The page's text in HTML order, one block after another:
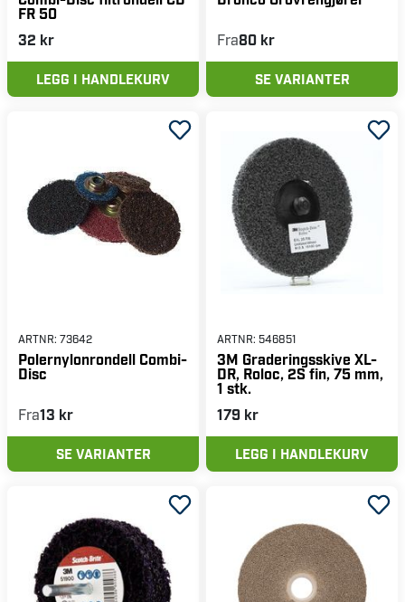
FR 50
32 kr
LEGG I HANDLEKURV
Fra80 kr
SE VARIANTER
ARTNR: 73642
Polernylonrondell Combi-
Disc
Fra13 kr
SE VARIANTER
ARTNR: 546851
3M Graderingsskive XL-
DR, Roloc, 2S fin, 75 mm,
1 stk.
179 kr
LEGG I HANDLEKURV